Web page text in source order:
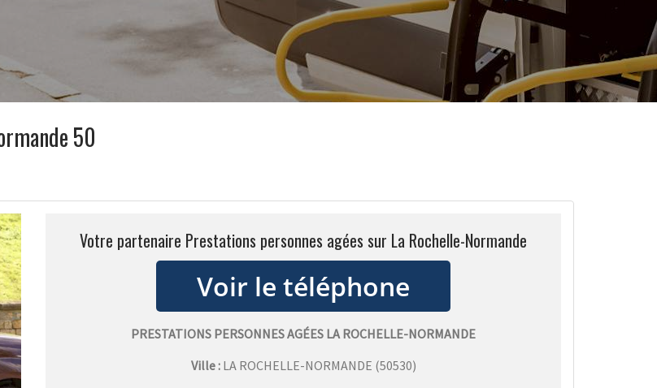
50
Votre partenaire Prestations personnes agées sur La Rochelle-Normande
PRESTATIONS PERSONNES AGÉES LA ROCHELLE-NORMANDE
Ville : LA ROCHELLE-NORMANDE (50530)